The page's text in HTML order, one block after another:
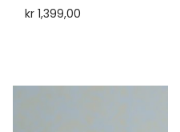
kr1,399,00